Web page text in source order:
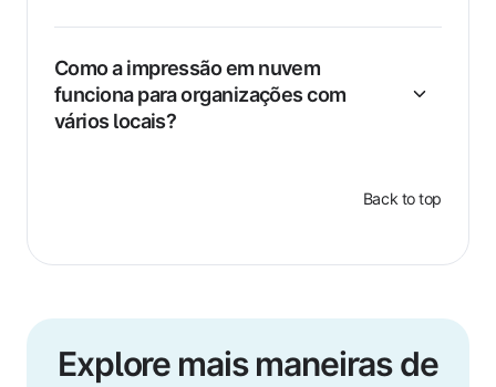
Como a impressão em nuvem
funciona para organizações com
vários locais?
Back to top
Explore mais maneiras de